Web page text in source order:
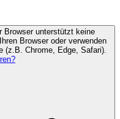
Browser unterstützt keine
Browser oder verwenden
(z.B. Chrome, Edge, Safari).